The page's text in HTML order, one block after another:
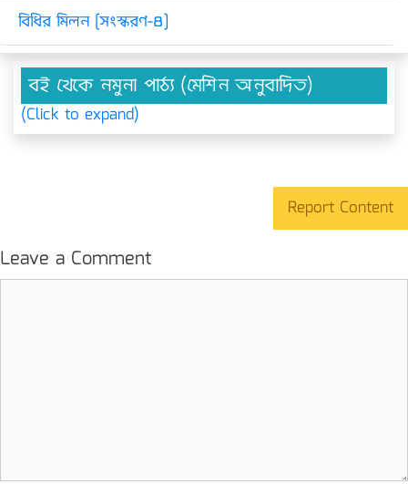
বিধির মিলন [সংস্করণ-৪]
বই থেকে নমুনা পাঠ্য (মেশিন অনুবাদিত)
(Click to expand)
Report Content
Leave a Comment